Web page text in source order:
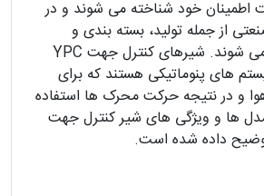
اطمینان خود شناخته می شوند و در
از جمله تولید، بسته بندی و
اتوماسیون استفاده می شوند. شیرهای کنترل جهت YPC
های پنوماتیکی هستند که برای
و در نتیجه حرکت محرک ها استفاده
ها و ویژگی های شیر کنترل جهت